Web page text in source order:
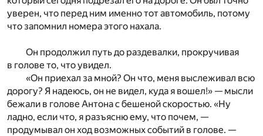
уверен, что перед ним именно тот автомобиль, потому
что запомнил номера этого нахала.
Он продолжил путь до раздевалки, прокручивая
в голове то, что увидел.
«Он приехал за мной? Он что, меня выслеживал всю
дорогу? Я надеюсь, он не видел, куда я вошел!» — мысли
бежали в голове Антона с бешеной скоростью. «Ну
ладно, если что, я разъясню ему, что почем, —
продумывал он ход возможных событий в голове. —